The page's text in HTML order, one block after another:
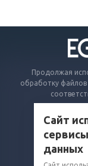
Продолжая
обработку файлов
Сайт
данных